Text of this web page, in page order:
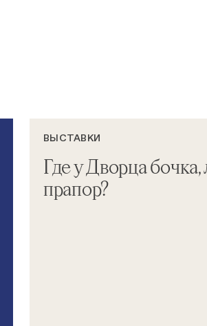
ВЫСТАВКИ
Где у Дворца
прапор?